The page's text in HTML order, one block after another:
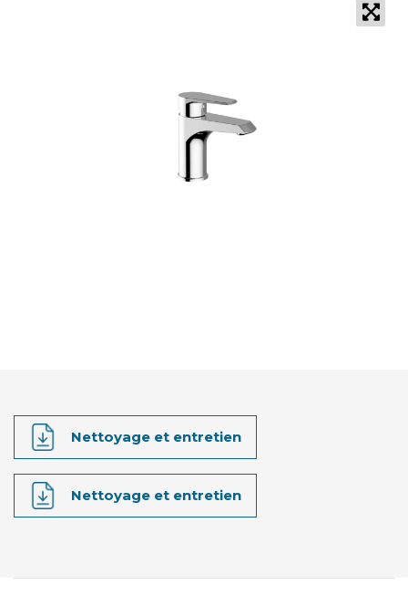
Nettoyage et entretien
Nettoyage et entretien